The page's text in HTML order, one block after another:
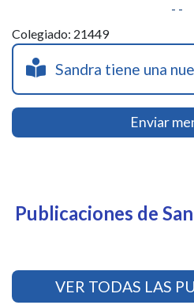
- -
Colegiado: 21449
Sandra tiene una
Enviar
Publicaciones de
VER TODAS LAS